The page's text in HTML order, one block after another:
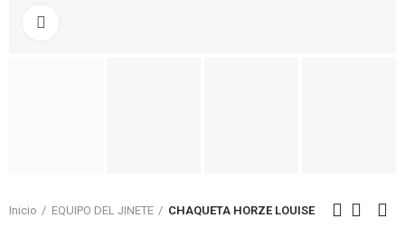
Inicio EQUIPO DEL JINETE CHAQUETA HORZE LOUISE